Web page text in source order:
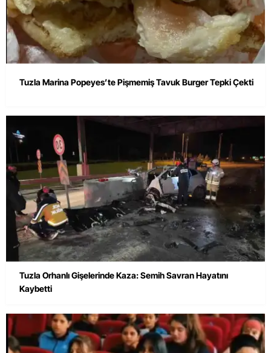
Tuzla Marina Popeyes’te Pişmemiş Tavuk Burger Tepki Çekti
Tuzla Orhanlı Gişelerinde Kaza: Semih Savran Hayatını
Kaybetti